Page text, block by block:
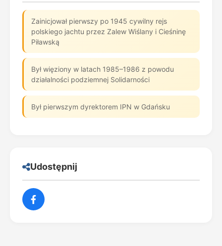
Zainicjował pierwszy po 1945 cywilny rejs
polskiego jachtu przez Zalew Wiślany i Cieśninę
Piławską
Był więziony w latach 1985–1986 z powodu
działalności podziemnej Solidarności
Był pierwszym dyrektorem IPN w Gdańsku
Udostępnij